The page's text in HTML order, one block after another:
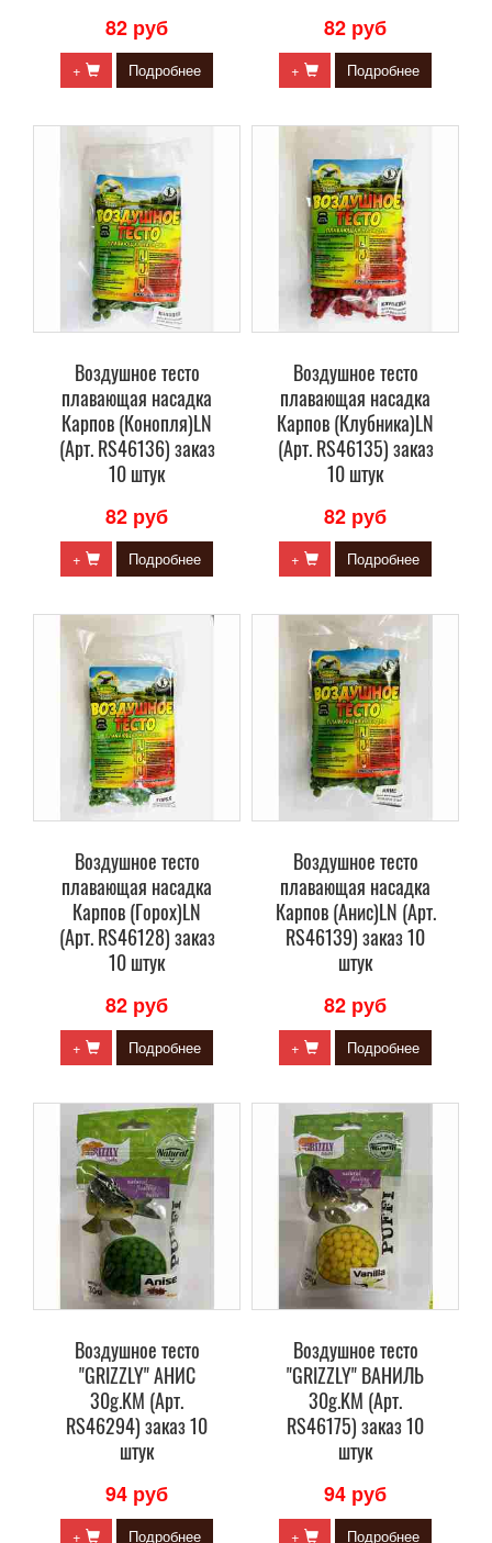
82 руб
+ Подробнее
82 руб
+ Подробнее
Воздушное тесто
плавающая насадка
Карпов (Конопля)LN
(Арт. RS46136) заказ
10 штук
82 руб
+ Подробнее
Воздушное тесто
плавающая насадка
Карпов (Клубника)LN
(Арт. RS46135) заказ
10 штук
82 руб
+ Подробнее
Воздушное тесто
плавающая насадка
Карпов (Горох)LN
(Арт. RS46128) заказ
10 штук
82 руб
+ Подробнее
Воздушное тесто
плавающая насадка
Карпов (Анис)LN (Арт.
RS46139) заказ 10
штук
82 руб
+ Подробнее
Воздушное тесто
"GRIZZLY" АНИС
30g.KM (Арт.
RS46294) заказ 10
штук
94 руб
+ Подробнее
Воздушное тесто
"GRIZZLY" ВАНИЛЬ
30g.KM (Арт.
RS46175) заказ 10
штук
94 руб
+ Подробнее